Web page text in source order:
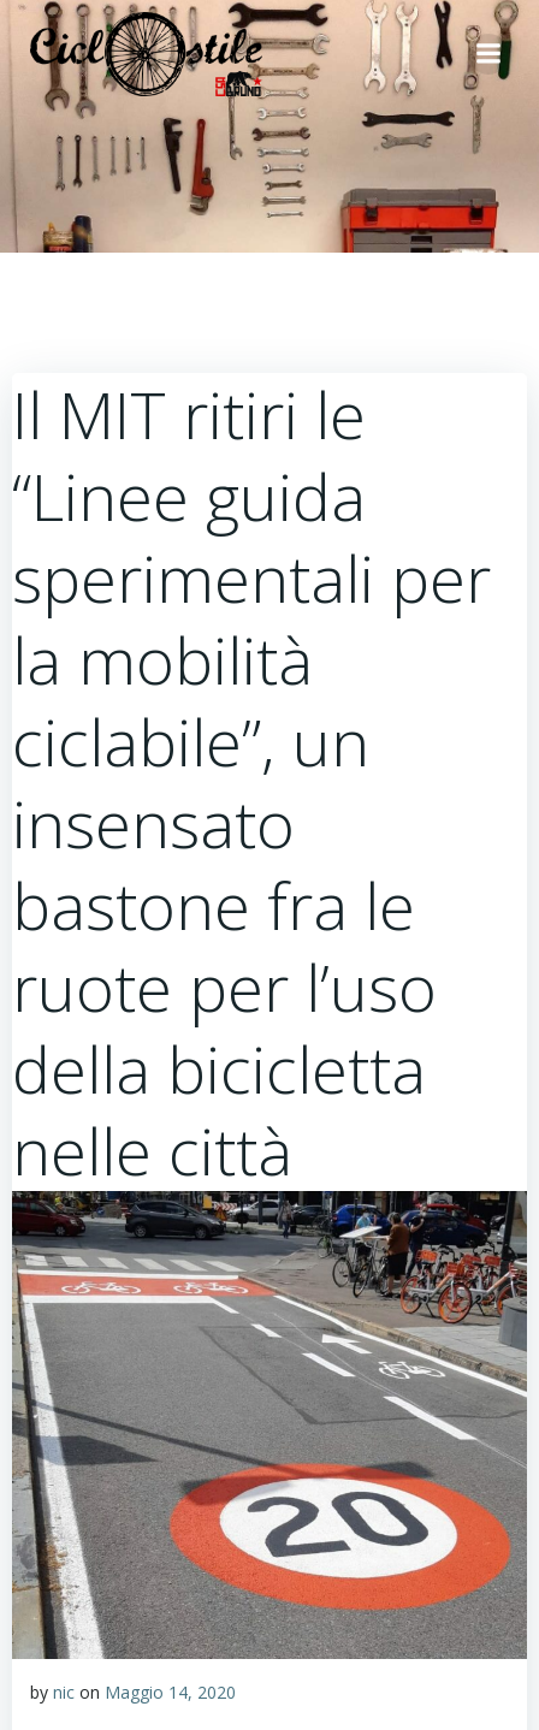
Vai
al
contenuto
Il MIT ritiri le
“Linee guida
sperimentali per
la mobilità
ciclabile”, un
insensato
bastone fra le
ruote per l’uso
della bicicletta
nelle città
by nic on Maggio 14, 2020